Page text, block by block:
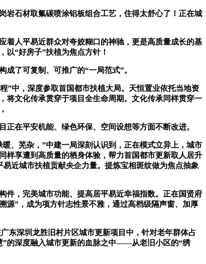
石材取氟碳喷涂铝板组合工艺，住得太舒心了！正在城
人平易近群众对夸姣糊口的神驰，更是高质量成长的基
以“好房子”扶植为焦点方针！
了可复制、可推广的“一局范式”。
中，深度参取首国都市扶植大局。天恒置业依托当地资
文化传承贯穿于项目全生命周期。文化传承同样贯穿一
在平安机能、绿色环保、空间设想等方面不断改进。
、芜杂，”中建一局深刻认识到，正在模式立异上，城市
样享遭到高质量的栖身体验，帮力首国都市更新取人居升
近城市扶植贡献央企力量。提炼宝相斑纹做为焦点抽象
，完美城市功能、提高居平易近幸福指数。正在国贤府
源”，成为项方针志性景不雅，通过高档级隔声窗、加厚
深圳龙胜旧村片区城市更新项目中，针对老年群体占
”的深度融入城市更新的血脉之中——从老旧小区的“绣